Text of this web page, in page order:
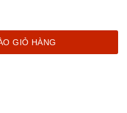
Dual 2) 2 Mắt
GIỎ HÀNG